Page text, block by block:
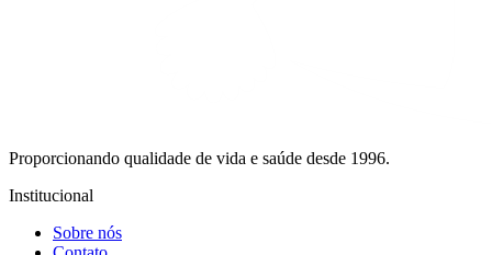
Proporcionando qualidade de vida e saúde desde 1996.
Institucional
Sobre nós